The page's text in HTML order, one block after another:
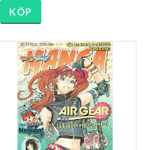
KÖP